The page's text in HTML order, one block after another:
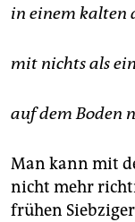
in einem kalten
mit nichts als
auf dem Boden
Man kann mit
nicht mehr
frühen